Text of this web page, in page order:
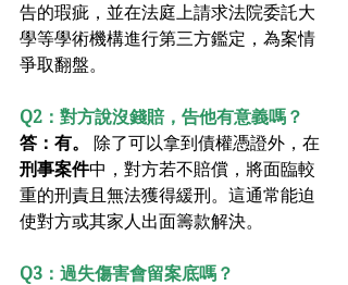
告的瑕疵，並在法庭上請求法院委託大
學等學術機構進行第三方鑑定，為案情
爭取翻盤。
Q2：對方說沒錢賠，告他有意義嗎？
答：有。
除了可以拿到債權憑證外，在
刑事案件中，對方若不賠償，將面臨較
重的刑責且無法獲得緩刑。這通常能迫
使對方或其家人出面籌款解決。
Q3：過失傷害會留案底嗎？